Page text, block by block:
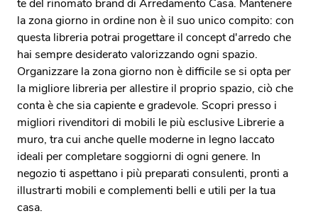
te del rinomato brand di Arredamento Casa. Mantenere
la zona giorno in ordine non è il suo unico compito: con
questa libreria potrai progettare il concept d'arredo che
hai sempre desiderato valorizzando ogni spazio.
Organizzare la zona giorno non è difficile se si opta per
la migliore libreria per allestire il proprio spazio, ciò che
conta è che sia capiente e gradevole. Scopri presso i
migliori rivenditori di mobili le più esclusive Librerie a
muro, tra cui anche quelle moderne in legno laccato
ideali per completare soggiorni di ogni genere. In
negozio ti aspettano i più preparati consulenti, pronti a
illustrarti mobili e complementi belli e utili per la tua
casa.